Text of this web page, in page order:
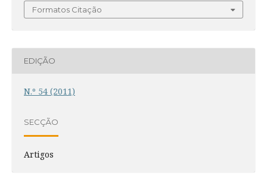
Formatos Citação
EDIÇÃO
N.º 54 (2011)
SECÇÃO
Artigos